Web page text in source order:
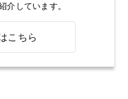
介しています。
こちら